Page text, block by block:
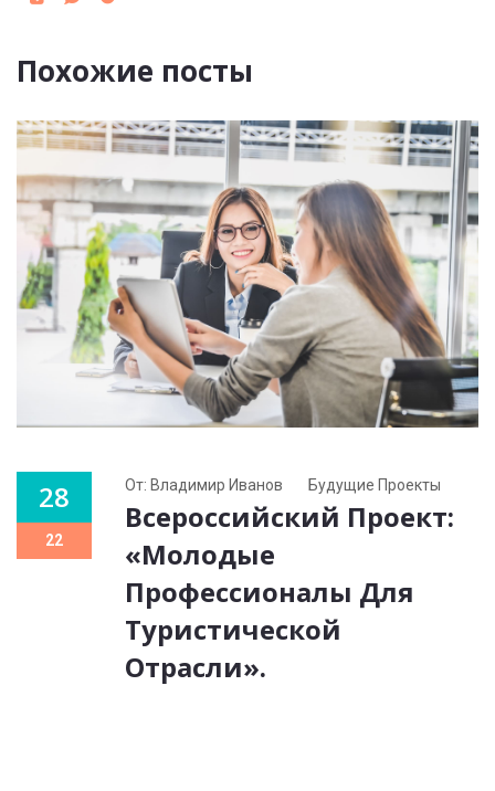
Похожие посты
28
22
От: Владимир Иванов Будущие Проекты
Всероссийский Проект:
«Молодые
Профессионалы Для
Туристической
Отрасли».